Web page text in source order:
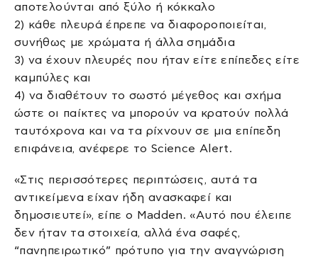
αποτελούνται από ξύλο ή κόκκαλο
2) κάθε πλευρά έπρεπε να διαφοροποιείται,
συνήθως με χρώματα ή άλλα σημάδια
3) να έχουν πλευρές που ήταν είτε επίπεδες είτε
καμπύλες και
4) να διαθέτουν το σωστό μέγεθος και σχήμα
ώστε οι παίκτες να μπορούν να κρατούν πολλά
ταυτόχρονα και να τα ρίχνουν σε μια επίπεδη
επιφάνεια, ανέφερε το Science Alert.
«Στις περισσότερες περιπτώσεις, αυτά τα
αντικείμενα είχαν ήδη ανασκαφεί και
δημοσιευτεί», είπε ο Madden. «Αυτό που έλειπε
δεν ήταν τα στοιχεία, αλλά ένα σαφές,
“πανηπειρωτικό” πρότυπο για την αναγνώριση